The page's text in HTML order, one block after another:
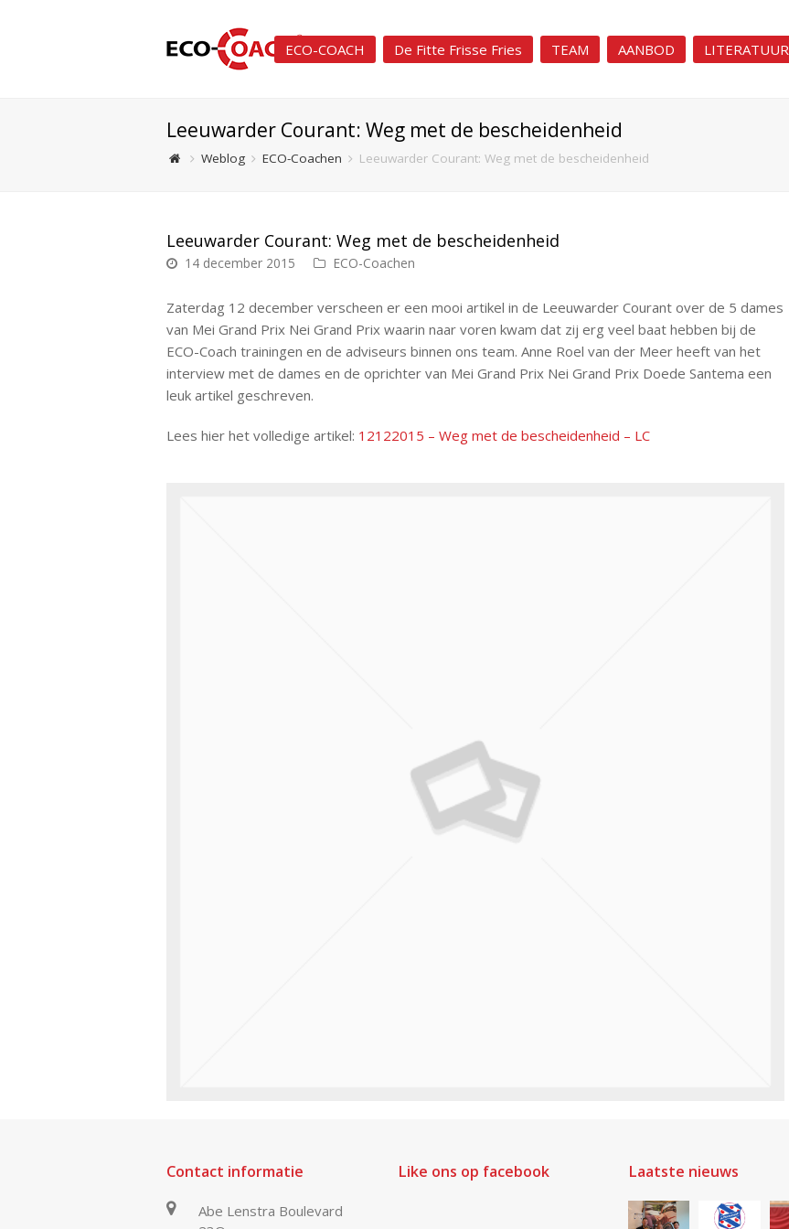
ECO-COACH De Fitte Frisse Fries TEAM AANBOD LITERATUUR
Leeuwarder Courant: Weg met de bescheidenheid
Weblog ECO-Coachen Leeuwarder Courant: Weg met de bescheidenheid
Leeuwarder Courant: Weg met de bescheidenheid
14 december 2015 ECO-Coachen
Zaterdag 12 december verscheen er een mooi artikel in de Leeuwarder Courant over de 5 dames
van Mei Grand Prix Nei Grand Prix waarin naar voren kwam dat zij erg veel baat hebben bij de
ECO-Coach trainingen en de adviseurs binnen ons team. Anne Roel van der Meer heeft van het
interview met de dames en de oprichter van Mei Grand Prix Nei Grand Prix Doede Santema een
leuk artikel geschreven.
Lees hier het volledige artikel: 12122015 – Weg met de bescheidenheid – LC
Contact informatie
Abe Lenstra Boulevard
Like ons op facebook Laatste nieuws